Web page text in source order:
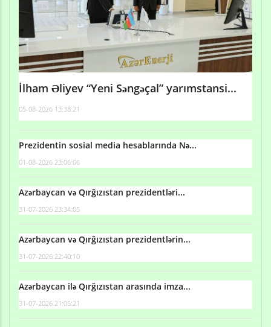
İlham Əliyev “Yeni Səngəçal” yarımstansi...
05-08-2026 13:38:21
Prezidentin sosial media hesablarında Nə...
01-08-2026 23:06:06
Azərbaycan və Qırğızıstan prezidentləri...
31-07-2026 23:34:05
Azərbaycan və Qırğızıstan prezidentlərin...
31-07-2026 22:40:10
Azərbaycan ilə Qırğızıstan arasında imza...
31-07-2026 21:05:21